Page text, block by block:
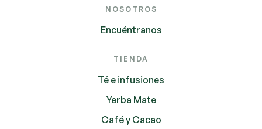
NOSOTROS
Encuéntranos
TIENDA
Té e infusiones
Yerba Mate
Café y Cacao